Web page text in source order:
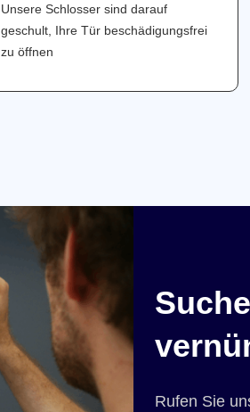
Unsere Schlosser sind darauf
geschult, Ihre Tür beschädigungsfrei
zu öffnen
Rufen Sie